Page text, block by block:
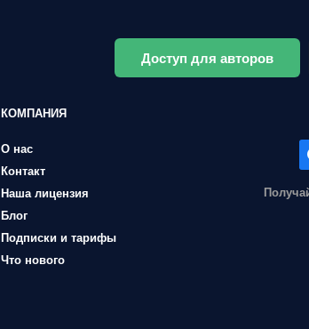
Доступ для авторов
КОМПАНИЯ
О нас
Контакт
Наша лицензия
Блог
Подписки и тарифы
Что нового